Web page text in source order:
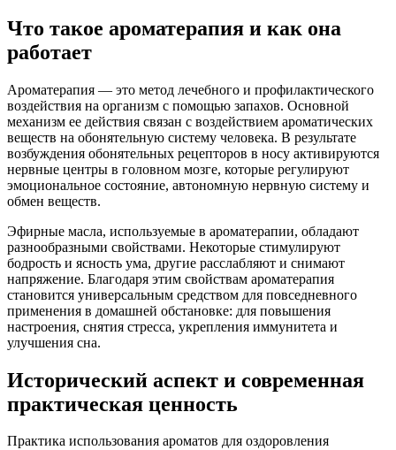
Что такое ароматерапия и как она
работает
Ароматерапия — это метод лечебного и профилактического
воздействия на организм с помощью запахов. Основной
механизм ее действия связан с воздействием ароматических
веществ на обонятельную систему человека. В результате
возбуждения обонятельных рецепторов в носу активируются
нервные центры в головном мозге, которые регулируют
эмоциональное состояние, автономную нервную систему и
обмен веществ.
Эфирные масла, используемые в ароматерапии, обладают
разнообразными свойствами. Некоторые стимулируют
бодрость и ясность ума, другие расслабляют и снимают
напряжение. Благодаря этим свойствам ароматерапия
становится универсальным средством для повседневного
применения в домашней обстановке: для повышения
настроения, снятия стресса, укрепления иммунитета и
улучшения сна.
Исторический аспект и современная
практическая ценность
Практика использования ароматов для оздоровления